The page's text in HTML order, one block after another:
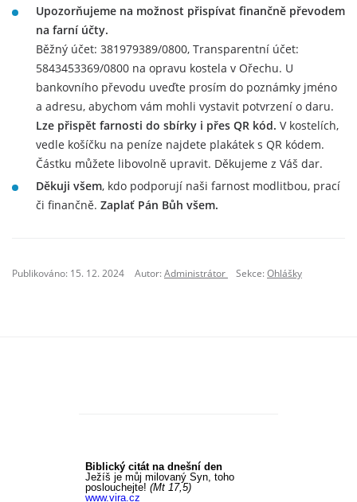
Upozorňujeme na možnost přispívat finančně převodem
na farní účty.
Běžný účet: 381979389/0800, Transparentní účet:
5843453369/0800 na opravu kostela v Ořechu. U
bankovního převodu uveďte prosím do poznámky jméno
a adresu, abychom vám mohli vystavit potvrzení o daru.
Lze přispět farnosti do sbírky i přes QR kód. V kostelích,
vedle košíčku na peníze najdete plakátek s QR kódem.
Částku můžete libovolně upravit. Děkujeme z Váš dar.
Děkuji všem, kdo podporují naši farnost modlitbou, prací
či finančně. Zaplať Pán Bůh všem.
Publikováno: 15. 12. 2024 Autor:Administrátor Sekce:Ohlášky